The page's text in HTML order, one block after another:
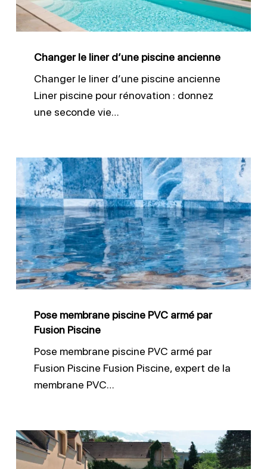
ancienne
Changer le liner d’une piscine ancienne
Changer le liner d’une piscine ancienne
Liner piscine pour rénovation : donnez
une seconde vie…
Pose
membrane
piscine
PVC
armé
par
Fusion
Pose membrane piscine PVC armé par
Fusion Piscine
Pose membrane piscine PVC armé par
Fusion Piscine Fusion Piscine, expert de la
membrane PVC…
Installation
membrane